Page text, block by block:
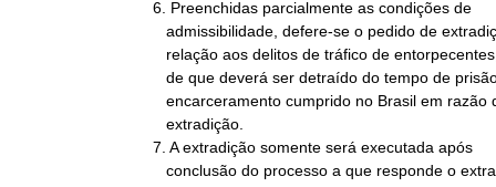
6. Preenchidas parcialmente as condições de
7. A extradição somente será executada após